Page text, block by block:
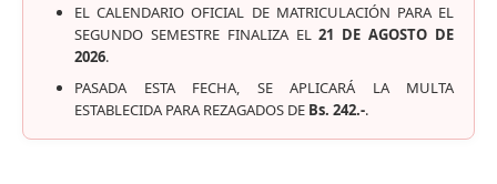
EL CALENDARIO OFICIAL DE MATRICULACIÓN PARA EL
SEGUNDO SEMESTRE FINALIZA EL21 DE AGOSTO DE
2026.
PASADA ESTA FECHA, SE APLICARÁ LA MULTA
ESTABLECIDA PARA REZAGADOS DE Bs. 242.-.